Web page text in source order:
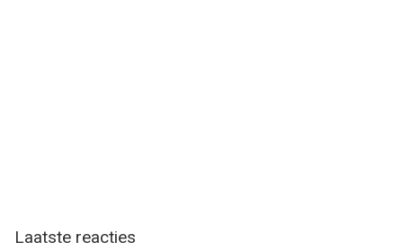
Laatste reacties